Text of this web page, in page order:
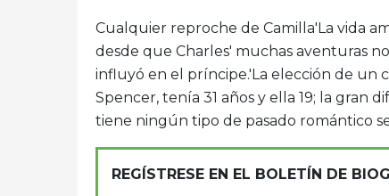
Cualquier reproche de Camilla'La vida
desde que Charles' muchas aventuras
influyó en el príncipe.'La elección de un
Spencer, tenía 31 años y ella 19; la gran
tiene ningún tipo de pasado romántico
REGÍSTRESE EN EL BOLETÍN DE